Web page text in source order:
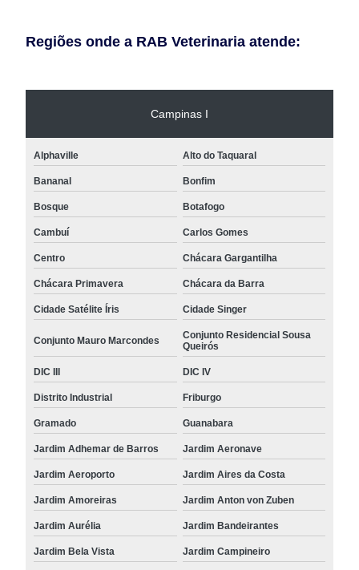
Regiões onde a RAB Veterinaria atende:
Campinas I
Alphaville Alto do Taquaral
Bananal Bonfim
Bosque Botafogo
Cambuí Carlos Gomes
Centro Chácara Gargantilha
Chácara Primavera Chácara da Barra
Cidade Satélite Íris Cidade Singer
Conjunto Mauro Marcondes
Conjunto Residencial Sousa
Queirós
DIC III DIC IV
Distrito Industrial Friburgo
Gramado Guanabara
Jardim Adhemar de Barros Jardim Aeronave
Jardim Aeroporto Jardim Aires da Costa
Jardim Amoreiras Jardim Anton von Zuben
Jardim Aurélia Jardim Bandeirantes
Jardim Bela Vista Jardim Campineiro